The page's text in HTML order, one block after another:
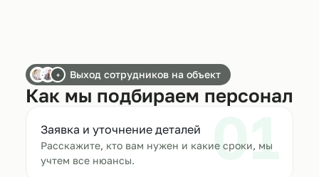
+ Выход сотрудников на объект
Как мы подбираем персонал
01
Заявка и уточнение деталей
Расскажите, кто вам нужен и какие сроки, мы
учтем все нюансы.